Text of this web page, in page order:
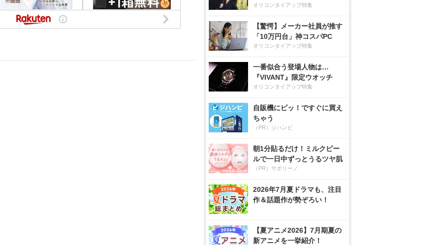
オリコンタイアップ特集
【驚愕】メーカー社員が推す
「10万円台」神コスパPC
オリコンタイアップ特集
一番似合う登場人物は…
『VIVANT』限定ウオッチ
オリコンタイアップ特集
自販機にピッ！ですぐに買え
ちゃう
（PR）ジハンピ
朝1分貼るだけ！ミルクピー
ルで一日中ずっとうるツヤ肌
（PR）サボリーノ
2026年7月夏ドラマも、注目
作＆話題作が勢ぞろい！
【夏アニメ2026】7月期夏の
新アニメを一挙紹介！